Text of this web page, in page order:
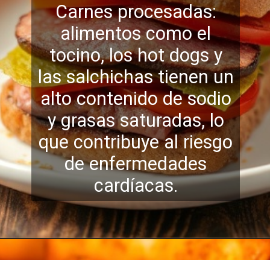
Carnes procesadas:
alimentos como el
tocino, los hot dogs y
las salchichas tienen un
alto contenido de sodio
y grasas saturadas, lo
que contribuye al riesgo
de enfermedades
cardíacas.